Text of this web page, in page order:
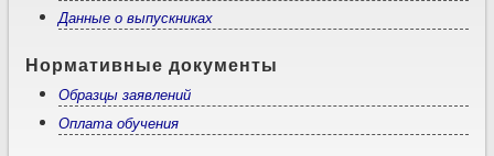
Данные о выпускниках
Нормативные документы
Образцы заявлений
Оплата обучения